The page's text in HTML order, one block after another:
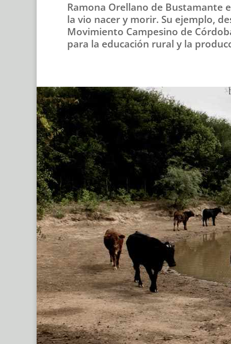
Ramona Orellano de Bustamante
la vio nacer y morir. Su ejemplo,
Movimiento Campesino de
para la educación rural y la